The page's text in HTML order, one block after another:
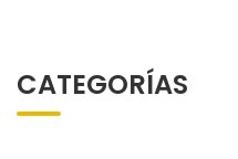
CATEGORÍAS